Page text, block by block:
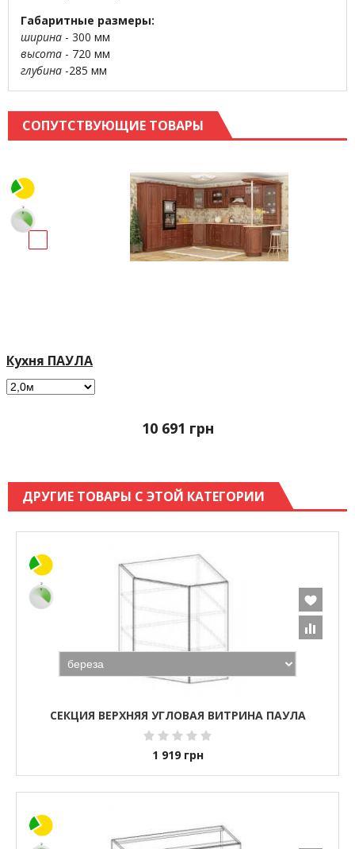
Габаритные размеры:
ширина - 300 мм
высота - 720 мм
глубина -285 мм
СОПУТСТВУЮЩИЕ ТОВАРЫ
Кухня ПАУЛА
10 691 грн
ДРУГИЕ ТОВАРЫ С ЭТОЙ КАТЕГОРИИ
СЕКЦИЯ ВЕРХНЯЯ УГЛОВАЯ ВИТРИНА ПАУЛА
1 919 грн